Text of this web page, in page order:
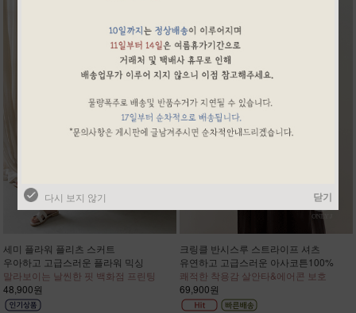
세미 플라워 플리츠 스커트
우아하고 고급스러운 플라워 믹싱
말라보이는 날씬한 핏 백화점 프린팅
48,900원
크링클 반시스루 스트라이프 셔츠
유연하고 고급스러운 아사코튼100%
쾌적한 착용감 살안타&에어콘 보호
69,900원
다시 보지 않기 닫기